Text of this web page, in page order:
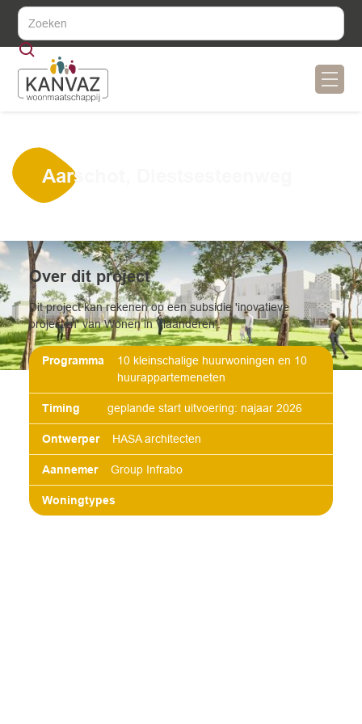
Aarschot, Diestsesteenweg
Over dit project
Dit project kan rekenen op een subsidie 'inovatieve
projecten' van Wonen in Vlaanderen'.
Programma
10 kleinschalige huurwoningen en 10
huurappartemeneten
Timing geplande start uitvoering: najaar 2026
Ontwerper HASA architecten
Aannemer Group Infrabo
Woningtypes